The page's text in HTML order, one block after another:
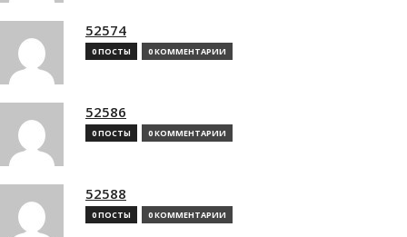
52574
0 ПОСТЫ 0 КОММЕНТАРИИ
52586
0 ПОСТЫ 0 КОММЕНТАРИИ
52588
0 ПОСТЫ 0 КОММЕНТАРИИ